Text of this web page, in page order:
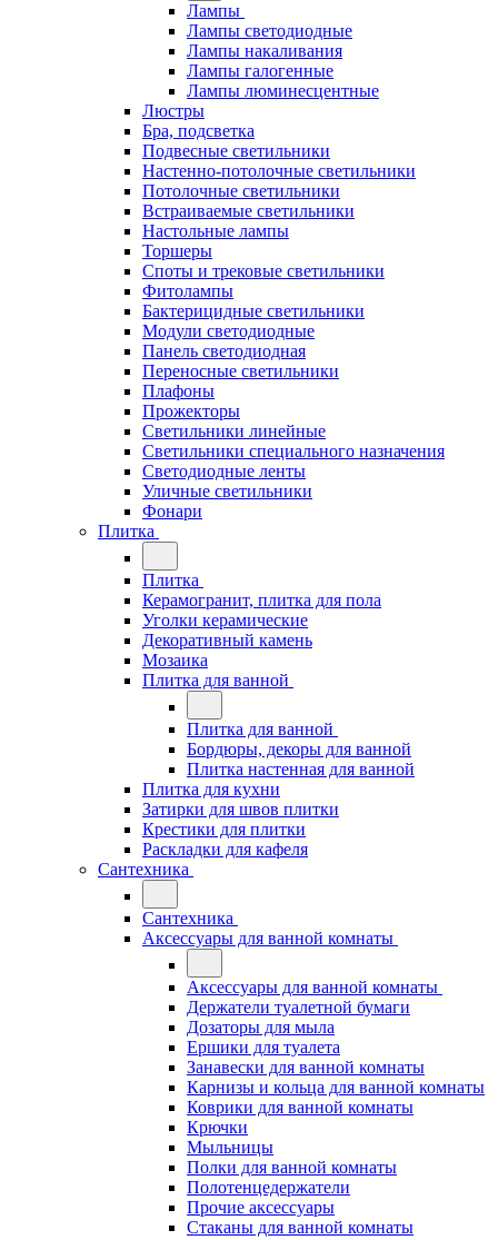
Лампы
Лампы светодиодные
Лампы накаливания
Лампы галогенные
Лампы люминесцентные
Люстры
Бра, подсветка
Подвесные светильники
Настенно-потолочные светильники
Потолочные светильники
Встраиваемые светильники
Настольные лампы
Торшеры
Споты и трековые светильники
Фитолампы
Бактерицидные светильники
Модули светодиодные
Панель светодиодная
Переносные светильники
Плафоны
Прожекторы
Светильники линейные
Светильники специального назначения
Светодиодные ленты
Уличные светильники
Фонари
Плитка
Плитка
Керамогранит, плитка для пола
Уголки керамические
Декоративный камень
Мозаика
Плитка для ванной
Плитка для ванной
Бордюры, декоры для ванной
Плитка настенная для ванной
Плитка для кухни
Затирки для швов плитки
Крестики для плитки
Раскладки для кафеля
Сантехника
Сантехника
Аксессуары для ванной комнаты
Аксессуары для ванной комнаты
Держатели туалетной бумаги
Дозаторы для мыла
Ершики для туалета
Занавески для ванной комнаты
Карнизы и кольца для ванной комнаты
Коврики для ванной комнаты
Крючки
Мыльницы
Полки для ванной комнаты
Полотенцедержатели
Прочие аксессуары
Стаканы для ванной комнаты